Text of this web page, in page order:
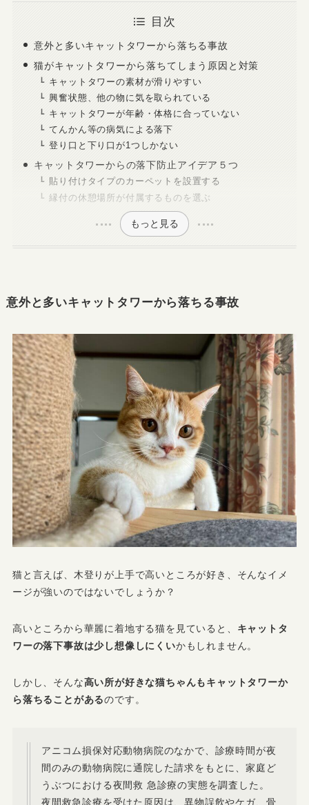
目次
意外と多いキャットタワーから落ちる事故
猫がキャットタワーから落ちてしまう原因と対策
キャットタワーの素材が滑りやすい
興奮状態、他の物に気を取られている
キャットタワーが年齢・体格に合っていない
てんかん等の病気による落下
登り口と下り口が1つしかない
キャットタワーからの落下防止アイデア５つ
貼り付けタイプのカーペットを設置する
縁付の休憩場所が付属するものを選ぶ
もっと見る
意外と多いキャットタワーから落ちる事故
猫と言えば、木登りが上手で高いところが好き、そんなイメ
ージが強いのではないでしょうか？
高いところから華麗に着地する猫を見ていると、 キャットタ
ワーの落下事故は少し想像しにくいかもしれません。
しかし、そんな高い所が好きな猫ちゃんもキャットタワーか
ら落ちることがあるのです。
アニコム損保対応動物病院のなかで、診療時間が夜
間のみの動物病院に通院した請求をもとに、家庭ど
うぶつにおける夜間救 急診療の実態を調査した。
夜間救急診療を受けた原因は、異物誤飲やケガ、骨